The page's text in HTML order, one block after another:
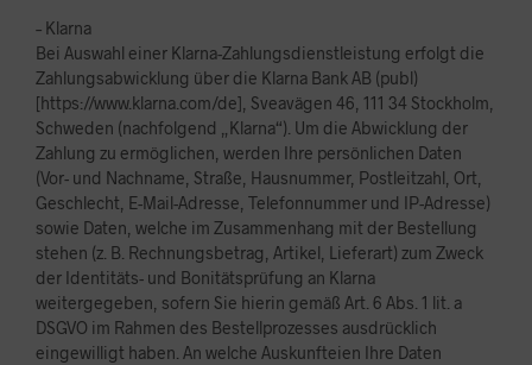
– Klarna
Bei Auswahl einer Klarna-Zahlungsdienstleistung erfolgt die
Zahlungsabwicklung über die Klarna Bank AB (publ)
[https://www.klarna.com/de], Sveavägen 46, 111 34 Stockholm,
Schweden (nachfolgend „Klarna“). Um die Abwicklung der
Zahlung zu ermöglichen, werden Ihre persönlichen Daten
(Vor- und Nachname, Straße, Hausnummer, Postleitzahl, Ort,
Geschlecht, E-Mail-Adresse, Telefonnummer und IP-Adresse)
sowie Daten, welche im Zusammenhang mit der Bestellung
stehen (z. B. Rechnungsbetrag, Artikel, Lieferart) zum Zweck
der Identitäts- und Bonitätsprüfung an Klarna
weitergegeben, sofern Sie hierin gemäß Art. 6 Abs. 1 lit. a
DSGVO im Rahmen des Bestellprozesses ausdrücklich
eingewilligt haben. An welche Auskunfteien Ihre Daten